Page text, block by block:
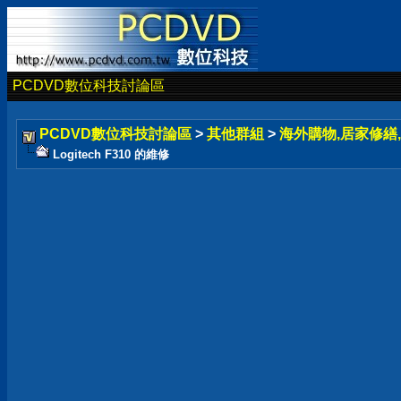
PCDVD數位科技討論區
PCDVD數位科技討論區 > 其他群組 > 海外購物,居家修
Logitech F310 的維修